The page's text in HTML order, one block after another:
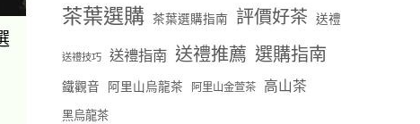
茶葉選購 茶葉選購指南 評價好茶 送禮
送禮技巧 送禮指南 送禮推薦 選購指南
鐵觀音 阿里山烏龍茶 阿里山金萱茶 高山茶
黑烏龍茶